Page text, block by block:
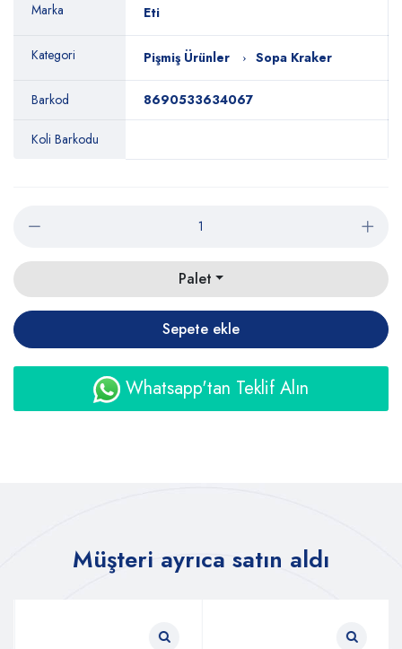
Marka Eti
Kategori Pişmiş Ürünler Sopa Kraker
Barkod 8690533634067
Koli Barkodu
Palet
Sepete ekle
Whatsapp'tan Teklif Alın
Müşteri ayrıca satın aldı